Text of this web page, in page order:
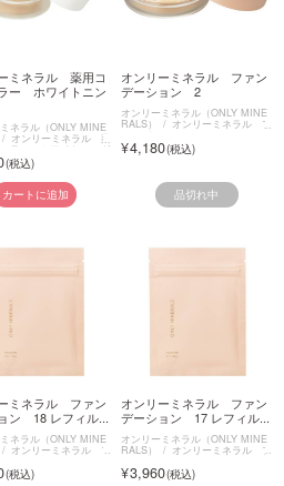
ミネラル 薬用コ
ー ホワイトニン
ネラル（ONLY MINE
オンリーミネラル 薬
ラー ホワイトニング
カートに追加
オンリーミネラル ファン
デーション 2
オンリーミネラル（ONLY MINE
RALS） オンリーミネラル フ
ァンデーション
4,180
品切れ中
ミネラル ファン
ン 18 レフィル...
ネラル（ONLY MINE
オンリーミネラル フ
オンリーミネラル ファン
デーション 17 レフィル...
オンリーミネラル（ONLY MINE
RALS） オンリーミネラル フ
3,960